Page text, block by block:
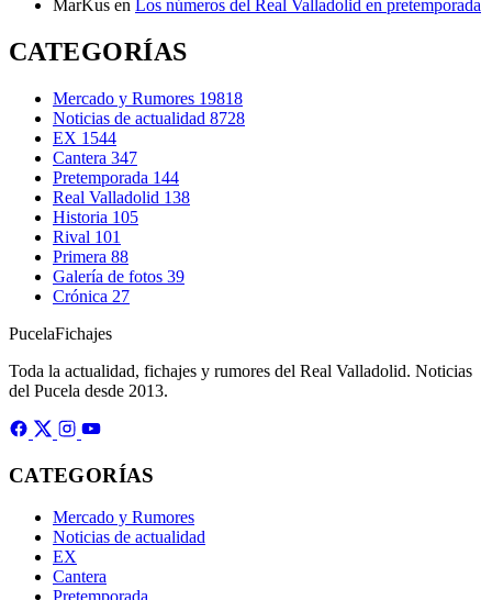
MarKus en Los números del Real Valladolid en pretemporada
CATEGORÍAS
Mercado y Rumores 19818
Noticias de actualidad 8728
EX 1544
Cantera 347
Pretemporada 144
Real Valladolid 138
Historia 105
Rival 101
Primera 88
Galería de fotos 39
Crónica 27
PucelaFichajes
Toda la actualidad, fichajes y rumores del Real Valladolid. Noticias
del Pucela desde 2013.
CATEGORÍAS
Mercado y Rumores
Noticias de actualidad
EX
Cantera